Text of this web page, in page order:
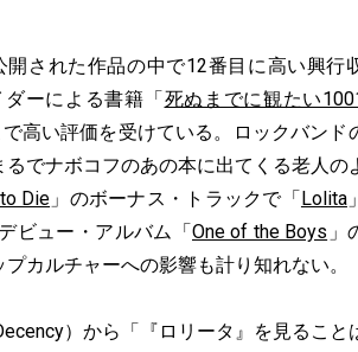
された作品の中で12番目に高い興行
ーによる書籍「 死ぬまでに観たい
高い評価を受けている。ロックバンド
るでナボコフのあの本に出てくる老人の
Die 」のボーナス・トラックで「 Lolita
ビュー・アルバム「 One of the Boys 」
カルチャーへの影響も計り知れない。
）から「『ロリータ』を見ること